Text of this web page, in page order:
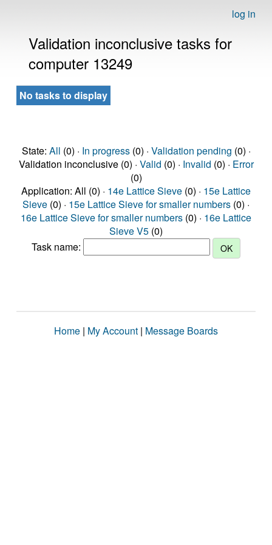
log in
Validation inconclusive tasks for
computer 13249
No tasks to display
State: All (0) · In progress(0) · Validation pending (0) ·
Validation inconclusive (0) · Valid (0) · Invalid (0) · Error
(0)
Application: All (0) · 14e Lattice Sieve (0) · 15e Lattice
Sieve (0) · 15e Lattice Sieve for smaller numbers (0) ·
16e Lattice Sieve for smaller numbers (0) · 16e Lattice
Sieve V5 (0)
Task name:
Home | My Account | Message Boards